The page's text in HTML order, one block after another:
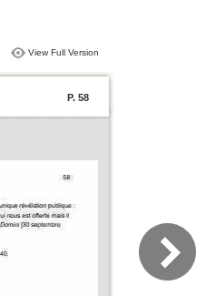
View Full Version
P. 58